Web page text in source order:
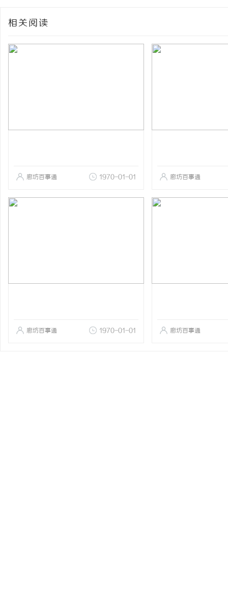
相关阅读
廊坊百事通 1970-01-01 廊坊百事通
廊坊百事通 1970-01-01 廊坊百事通